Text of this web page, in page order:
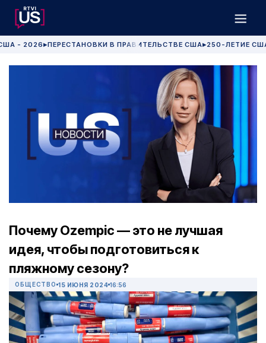
- 2026 ▶ПЕРЕСТАНОВКИ В ПРАВИТЕЛЬСТВЕ США▶250-ЛЕТИЕ
Почему Ozempic — это не лучшая
идея, чтобы подготовиться к
пляжному сезону?
ОБЩЕСТВО 15 ИЮНЯ 2024 16:56